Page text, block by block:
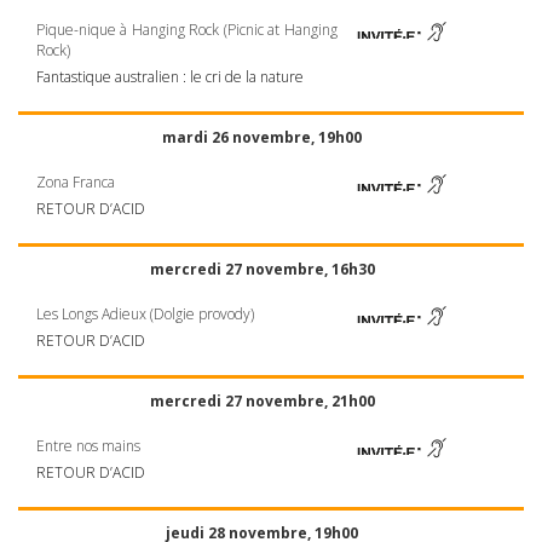
Pique-nique à Hanging Rock (Picnic at Hanging
Rock)
Fantastique australien : le cri de la nature
mardi 26 novembre, 19h00
Zona Franca
RETOUR D’ACID
mercredi 27 novembre, 16h30
Les Longs Adieux (Dolgie provody)
RETOUR D’ACID
mercredi 27 novembre, 21h00
Entre nos mains
RETOUR D’ACID
jeudi 28 novembre, 19h00